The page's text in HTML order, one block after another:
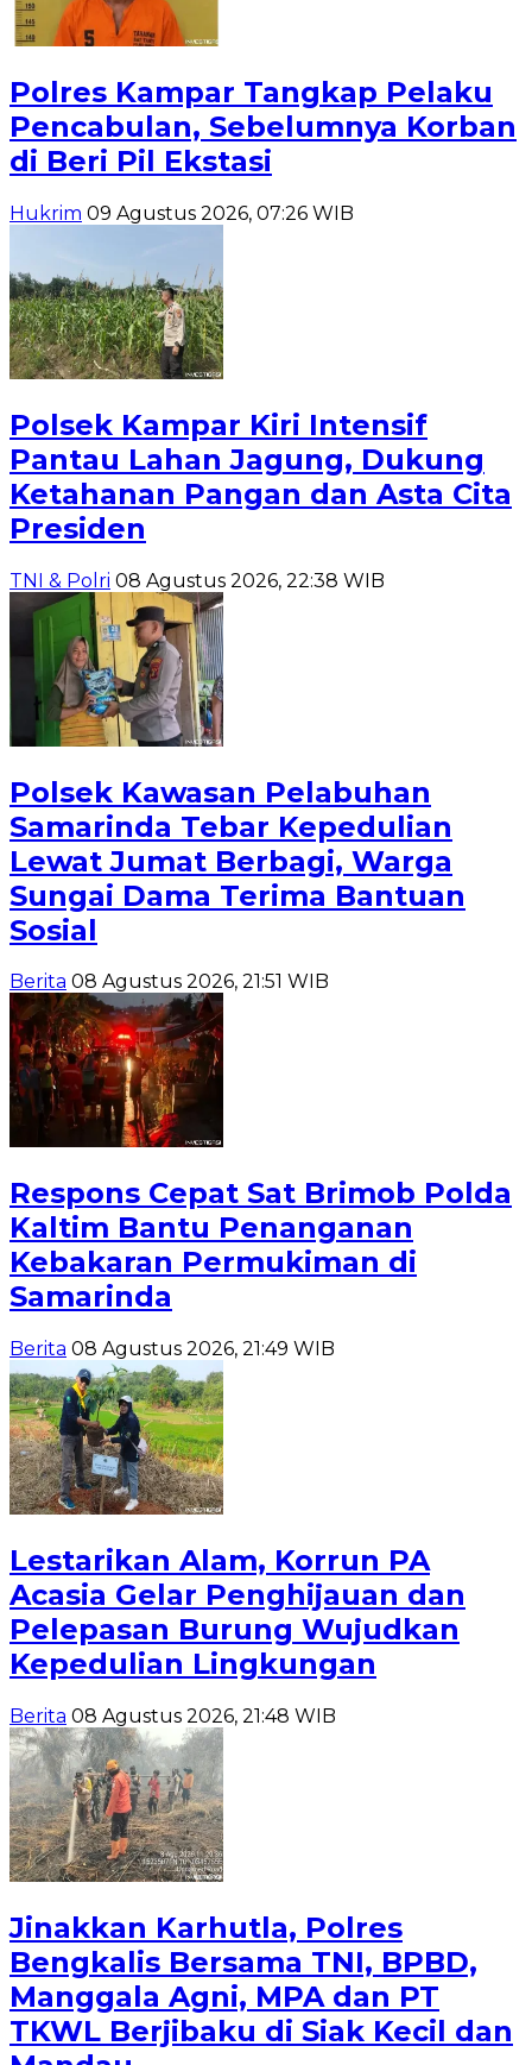
Polres Kampar Tangkap Pelaku
Pencabulan, Sebelumnya Korban
di Beri Pil Ekstasi
Hukrim 09 Agustus 2026, 07:26 WIB
Polsek Kampar Kiri Intensif
Pantau Lahan Jagung, Dukung
Ketahanan Pangan dan Asta Cita
Presiden
TNI & Polri 08 Agustus 2026, 22:38 WIB
Polsek Kawasan Pelabuhan
Samarinda Tebar Kepedulian
Lewat Jumat Berbagi, Warga
Sungai Dama Terima Bantuan
Sosial
Berita 08 Agustus 2026, 21:51 WIB
Respons Cepat Sat Brimob Polda
Kaltim Bantu Penanganan
Kebakaran Permukiman di
Samarinda
Berita 08 Agustus 2026, 21:49 WIB
Lestarikan Alam, Korrun PA
Acasia Gelar Penghijauan dan
Pelepasan Burung Wujudkan
Kepedulian Lingkungan
Berita 08 Agustus 2026, 21:48 WIB
Jinakkan Karhutla, Polres
Bengkalis Bersama TNI, BPBD,
Manggala Agni, MPA dan PT
TKWL Berjibaku di Siak Kecil dan